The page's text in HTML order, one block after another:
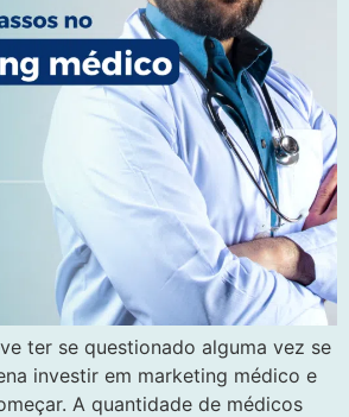
ter se questionado alguma vez se
investir em marketing médico e
A quantidade de médicos